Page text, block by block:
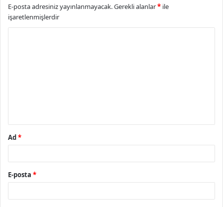
E-posta adresiniz yayınlanmayacak.Gerekli alanlar* ile
işaretlenmişlerdir
Ad*
E-posta *